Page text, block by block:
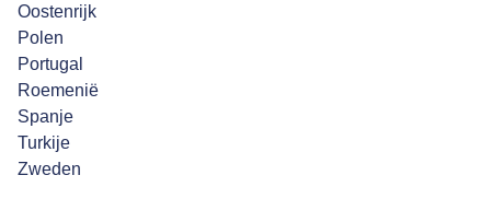
Oostenrijk
Polen
Portugal
Roemenië
Spanje
Turkije
Zweden